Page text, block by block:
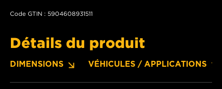
Code GTIN : 5904608931511
Détails du produit
DIMENSIONS VÉHICULES / APPLICATIONS